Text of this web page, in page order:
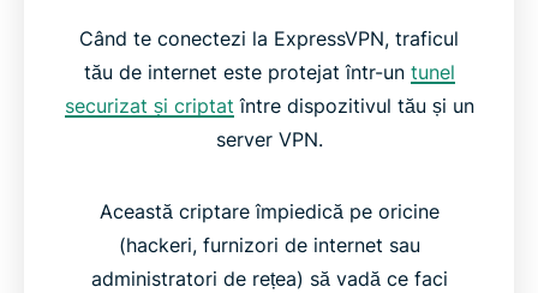
Când te conectezi la ExpressVPN, traficul
tău de internet este protejat într-un tunel
securizat și criptat între dispozitivul tău și un
server VPN.
Această criptare împiedică pe oricine
(hackeri, furnizori de internet sau
administratori de rețea) să vadă ce faci